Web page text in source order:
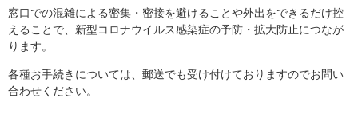
窓口での混雑による密集・密接を避けることや外出をできるだけ控
えることで、新型コロナウイルス感染症の予防・拡大防止につなが
ります。
各種お手続きについては、郵送でも受け付けておりますのでお問い
合わせください。